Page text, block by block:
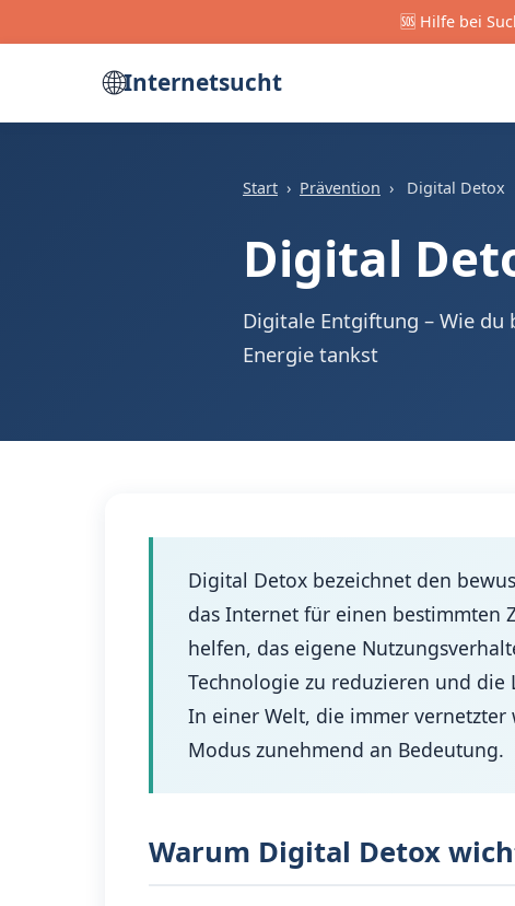
🆘 Hilfe bei
🌐Internetsucht
Start › Prävention › Digital Detox
Digital
Digitale Entgiftung – Wie
Energie tankst
Digital Detox bezeichnet den
das Internet für einen bestimmten
helfen, das eigene
Technologie zu reduzieren und
In einer Welt, die immer
Modus zunehmend an Bedeutung.
Warum Digital Detox